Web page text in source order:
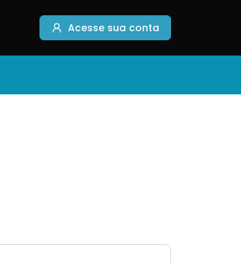
Acesse sua conta